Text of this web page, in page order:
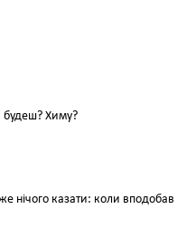
будеш? Химу?
нічого казати: коли вподобав